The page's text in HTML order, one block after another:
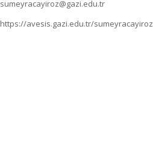
sumeyracayiroz@gazi.edu.tr
https://avesis.gazi.edu.tr/sumeyracayiroz